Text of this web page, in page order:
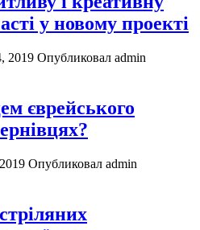
у новому проекті
2019 Опубликовал admin
єврейського
Опубликовал admin